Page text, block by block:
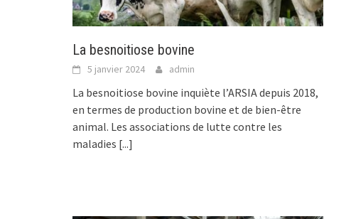
La besnoitiose bovine
5 janvier 2024 admin
La besnoitiose bovine inquiète l’ARSIA depuis 2018,
en termes de production bovine et de bien-être
animal. Les associations de lutte contre les
maladies [...]